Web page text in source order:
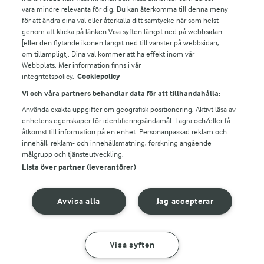
Bildbank
Följ oss
© 2026 Arla Foods
Integritetspolicy
vara mindre relevanta för dig. Du kan återkomma till denna meny
för att ändra dina val eller återkalla ditt samtycke när som helst
genom att klicka på länken Visa syften längst ned på webbsidan
[eller den flytande ikonen längst ned till vänster på webbsidan,
om tillämpligt]. Dina val kommer att ha effekt inom vår
Webbplats. Mer information finns i vår
integritetspolicy. Cookiepolicy
Vi och våra partners behandlar data för att tillhandahålla:
Använda exakta uppgifter om geografisk positionering. Aktivt läsa av
enhetens egenskaper för identifieringsändamål. Lagra och/eller få
åtkomst till information på en enhet. Personanpassad reklam och
innehåll, reklam- och innehållsmätning, forskning angående
målgrupp och tjänsteutveckling.
Lista över partner (leverantörer)
Jag accepterar
Avvisa alla
Visa syften